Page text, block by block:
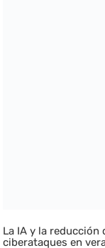
La IA y la reducción
ciberataques en